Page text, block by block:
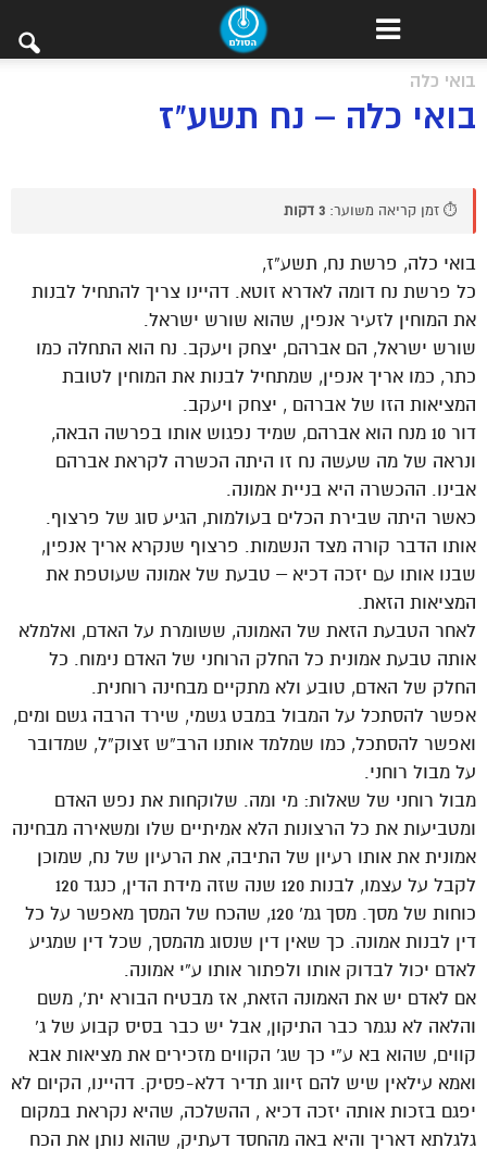
בואי כלה
בואי כלה – נח תשע"ז
⏱️ זמן קריאה משוער: 3 דקות
בואי כלה, פרשת נח, תשע”ז,
כל פרשת נח דומה לאדרא זוטא. דהיינו צריך להתחיל לבנות
את המוחין לזעיר אנפין, שהוא שורש ישראל.
שורש ישראל, הם אברהם, יצחק ויעקב. נח הוא התחלה כמו
כתר, כמו אריך אנפין, שמתחיל לבנות את המוחין לטובת
המציאות הזו של אברהם , יצחק ויעקב.
דור 10 מנח הוא אברהם, שמיד נפגוש אותו בפרשה הבאה,
ונראה של מה שעשה נח זו היתה הכשרה לקראת אברהם
אבינו. ההכשרה היא בניית אמונה.
כאשר היתה שבירת הכלים בעולמות, הגיע סוג של פרצוף.
אותו הדבר קורה מצד הנשמות. פרצוף שנקרא אריך אנפין,
שבנו אותו עם יזכה דכיא – טבעת של אמונה שעוטפת את
המציאות הזאת.
לאחר הטבעת הזאת של האמונה, ששומרת על האדם, ואלמלא
אותה טבעת אמונית כל החלק הרוחני של האדם נימוח. כל
החלק של האדם, טובע ולא מתקיים מבחינה רוחנית.
אפשר להסתכל על המבול במבט גשמי, שירד הרבה גשם ומים,
ואפשר להסתכל, כמו שמלמד אותנו הרב”ש זצוק”ל, שמדובר
על מבול רוחני.
מבול רוחני של שאלות: מי ומה. שלוקחות את נפש האדם
ומטביעות את כל הרצונות הלא אמיתיים שלו ומשאירה מבחינה
אמונית את אותו רעיון של התיבה, את הרעיון של נח, שמוכן
לקבל על עצמו, לבנות 120 שנה שזה מידת הדין, כנגד 120
כוחות של מסך. מסך גמ’ 120, שהכח של המסך מאפשר על כל
דין לבנות אמונה. כך שאין דין שנסוג מהמסך, שכל דין שמגיע
לאדם יכול לבדוק אותו ולפתור אותו ע”י אמונה.
אם לאדם יש את האמונה הזאת, אז מבטיח הבורא ית’, משם
והלאה לא נגמר כבר התיקון, אבל יש כבר בסיס קבוע של ג’
קווים, שהוא בא ע”י כך שג’ הקווים מזכירים את מציאות אבא
ואמא עילאין שיש להם זיווג תדיר דלא-פסיק. דהיינו, הקיום לא
יפגם בזכות אותה יזכה דכיא , ההשלכה, שהיא נקראת במקום
גלגלתא דאריך והיא באה מהחסד דעתיק, שהוא נותן את הכח